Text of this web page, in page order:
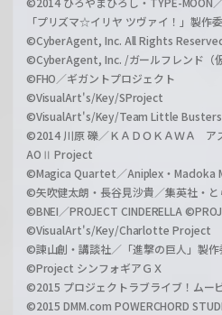
「プリズマ☆イリヤ ツヴァイ！」製作
©CyberAgent, Inc. All Rights
©CyberAgent, Inc. /ガールフレンド（
©FHO／ギガントプロジェクト
©VisualArt's/Key/SProject
©VisualArt's/Key/Team Little
©2014 川原 礫／ＫＡＤＯＫＡＷＡ ア
AOⅡ Project
©Magica Quartet／Aniplex・Madoka
©矢吹健太朗・長谷見沙貴／集英社・
©BNEI／PROJECT CINDERELLA
©VisualArt's/Key/Charlotte Project
©諫山創・講談社／「進撃の巨人」製作
©Project シンフォギアＧＸ
©2015 プロジェクトラブライブ！ムー
©2015 DMM.com POWERCHORD